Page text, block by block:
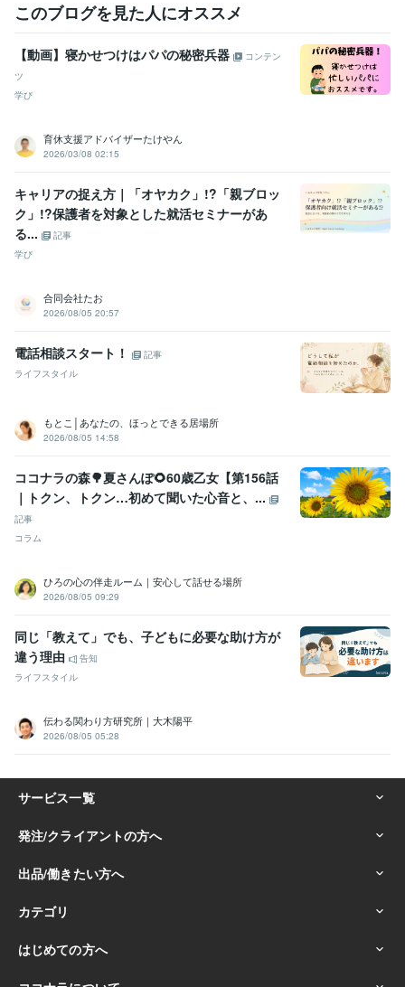
このブログを見た人にオススメ
【動画】寝かせつけはパパの秘密兵器
コンテン
ツ
学び
育休支援アドバイザーたけやん
2026/03/08 02:15
キャリアの捉え方｜「オヤカク」!?「親ブロッ
ク」!?保護者を対象とした就活セミナーがあ
る...
記事
学び
合同会社たお
2026/08/05 20:57
電話相談スタート！
記事
ライフスタイル
もとこ│あなたの、ほっとできる居場所
2026/08/05 14:58
ココナラの森🌳夏さんぽ🌻60歳乙女【第156話
｜トクン、トクン…初めて聞いた心音と、...
記事
コラム
ひろの心の伴走ルーム｜安心して話せる場所
2026/08/05 09:29
同じ「教えて」でも、子どもに必要な助け方が
違う理由
告知
ライフスタイル
伝わる関わり方研究所｜大木陽平
2026/08/05 05:28